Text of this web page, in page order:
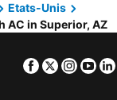
Etats-Unis
AC in Superior, AZ
Facebook
Twitter